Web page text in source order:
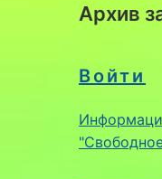
Архив
Войти